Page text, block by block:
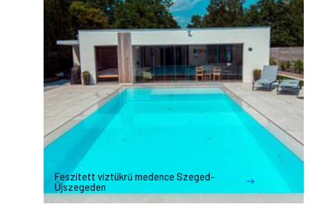
Feszített víztükrű medence Szeged-
Újszegeden